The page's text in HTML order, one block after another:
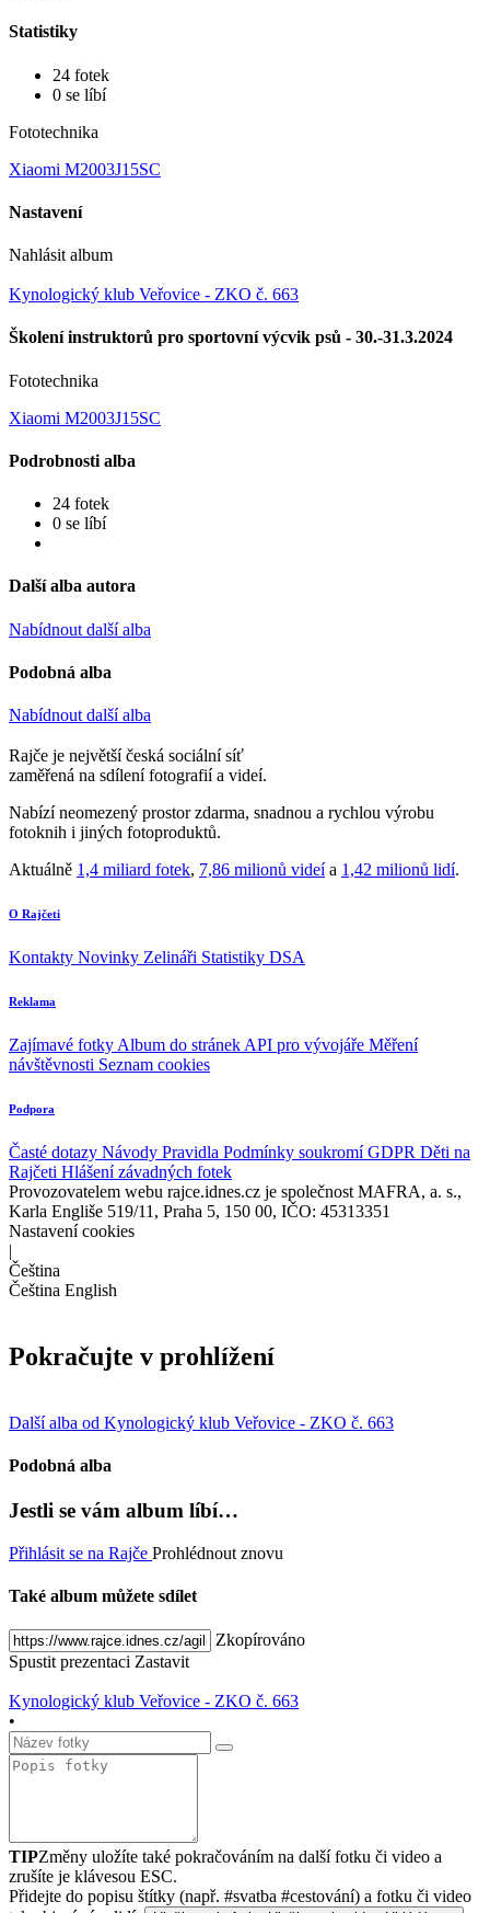
Statistiky
24 fotek
0 se líbí
Fototechnika
Xiaomi M2003J15SC
Nastavení
Nahlásit album
Kynologický klub Veřovice - ZKO č. 663
Školení instruktorů pro sportovní výcvik psů - 30.-31.3.2024
Fototechnika
Xiaomi M2003J15SC
Podrobnosti alba
24 fotek
0 se líbí
Další alba autora
Nabídnout další alba
Podobná alba
Nabídnout další alba
Rajče je největší česká sociální síť
zaměřená na sdílení fotografií a videí.
Nabízí neomezený prostor zdarma, snadnou a rychlou výrobu
fotoknih i jiných fotoproduktů.
Aktuálně 1,4 miliard fotek, 7,86 milionů videía 1,42 milionů lidí.
O Rajčeti
Kontakty Novinky Zelináři Statistiky DSA
Reklama
Zajímavé fotky Album do stránek API pro vývojáře Měření
návštěvnosti Seznam cookies
Podpora
Časté dotazy Návody Pravidla Podmínky soukromíGDPR Děti na
Rajčeti Hlášení závadných fotek
Provozovatelem webu rajce.idnes.cz je společnost MAFRA, a. s.,
Karla Engliše 519/11, Praha 5, 150 00, IČO: 45313351
Nastavení cookies
|
Čeština
Čeština English
Pokračujte v prohlížení
Další alba od Kynologický klub Veřovice - ZKO č. 663
Podobná alba
Jestli se vám album líbí…
Přihlásit se na Rajče Prohlédnout znovu
Také album můžete sdílet
Zkopírováno
Spustit prezentaci Zastavit
Kynologický klub Veřovice - ZKO č. 663
•
TIPZměny uložíte také pokračováním na další fotku či video a
zrušíte je klávesou ESC.
Přidejte do popisu štítky (např. #svatba #cestování) a fotku či video